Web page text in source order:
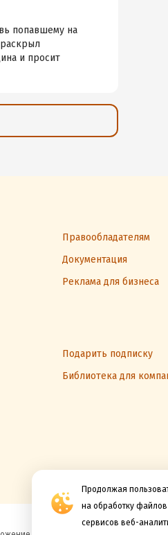
Продолжая
на обработку
сервисов веб-
попавшему на
и просит
Правообладателям
Документация
Реклама для бизнеса
Подарить подписку
Библиотека для